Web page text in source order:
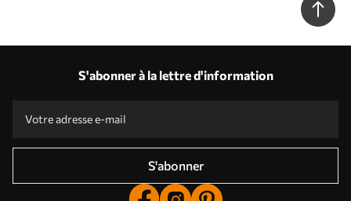
S'abonner à la lettre d'information
S'abonner